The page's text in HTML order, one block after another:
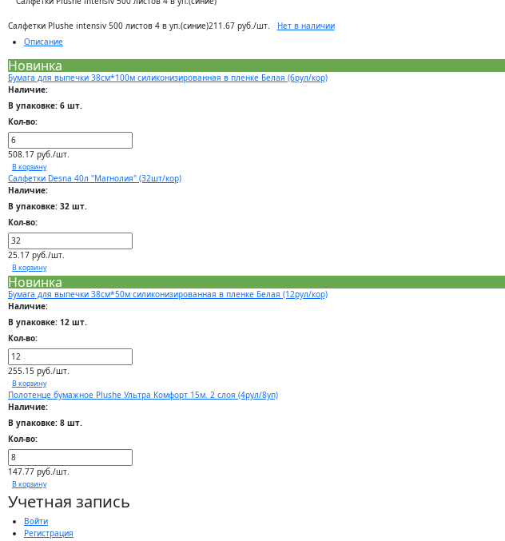
Салфетки Plushe intensiv 500 листов 4 в уп.(синие)211.67 руб./шт.
Нет в наличии
Описание
Новинка
Бумага для выпечки 38см*100м силиконизированная в пленке Белая (6рул/кор)
Наличие:
В упаковке: 6 шт.
Кол-во:
508.17 руб./шт.
В корзину
Салфетки Desna 40л "Магнолия" (32шт/кор)
Наличие:
В упаковке: 32 шт.
Кол-во:
25.17 руб./шт.
В корзину
Новинка
Бумага для выпечки 38см*50м силиконизированная в пленке Белая (12рул/кор)
Наличие:
В упаковке: 12 шт.
Кол-во:
255.15 руб./шт.
В корзину
Полотенце бумажное Plushe Ультра Комфорт 15м. 2 слоя (4рул/8уп)
Наличие:
В упаковке: 8 шт.
Кол-во:
147.77 руб./шт.
В корзину
Учетная запись
Войти
Регистрация